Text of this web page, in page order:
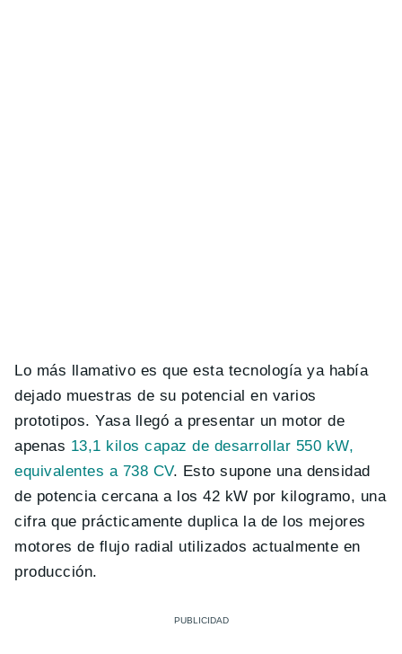
Lo más llamativo es que esta tecnología ya había
dejado muestras de su potencial en varios
prototipos. Yasa llegó a presentar un motor de
apenas 13,1 kilos capaz de desarrollar 550 kW,
equivalentes a 738 CV. Esto supone una densidad
de potencia cercana a los 42 kW por kilogramo, una
cifra que prácticamente duplica la de los mejores
motores de flujo radial utilizados actualmente en
producción.